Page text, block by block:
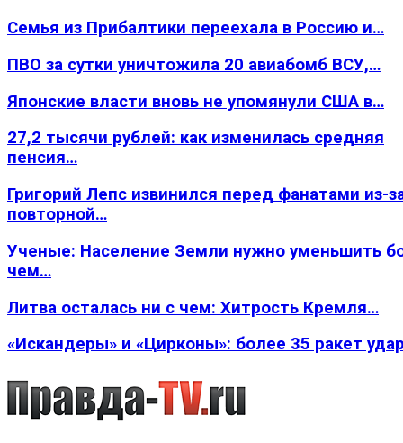
Семья из Прибалтики переехала в Россию и…
ПВО за сутки уничтожила 20 авиабомб ВСУ,…
Японские власти вновь не упомянули США в…
27,2 тысячи рублей: как изменилась средняя
пенсия…
Григорий Лепс извинился перед фанатами из-
повторной…
Ученые: Население Земли нужно уменьшить
чем…
Литва осталась ни с чем: Хитрость Кремля…
«Искандеры» и «Цирконы»: более 35 ракет